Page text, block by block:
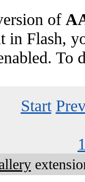
of
in Flash,
Start